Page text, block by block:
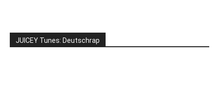
JUICEY Tunes: Deutschrap